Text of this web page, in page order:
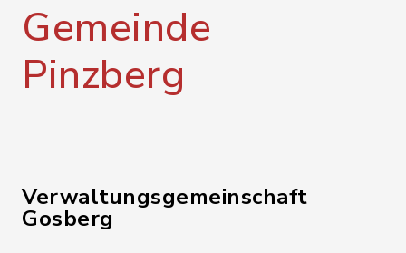
Gemeinde
Pinzberg
Verwaltungsgemeinschaft
Gosberg